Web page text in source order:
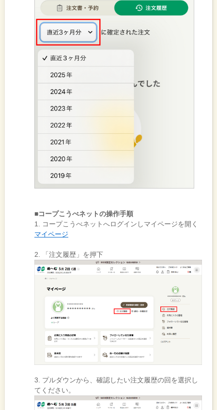
■コープこうべネットの操作手順
1. コープこうべネットへログインしマイページを開く
マイページ
2. 「注文履歴」を押下
3. プルダウンから、確認したい注文履歴の回を選択し
てください。